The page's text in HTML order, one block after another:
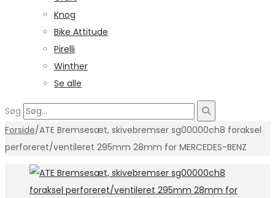
Knog
Bike Attitude
Pirelli
Winther
Se alle
Søg
Forside/ATE Bremsesæt, skivebremser sg00000ch8 foraksel
perforeret/ventileret 295mm 28mm for MERCEDES-BENZ